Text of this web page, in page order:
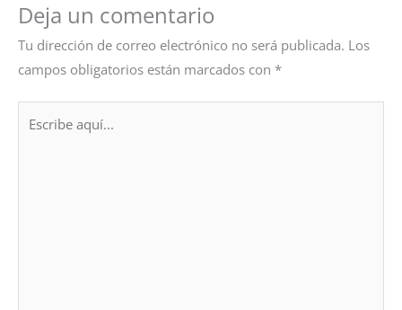
Deja un comentario
Tu dirección de correo electrónico no será publicada. Los
campos obligatorios están marcados con *